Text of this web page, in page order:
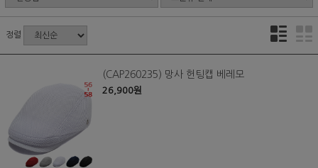
정렬
(CAP260235) 망사 헌팅캡 베레모
26,900원